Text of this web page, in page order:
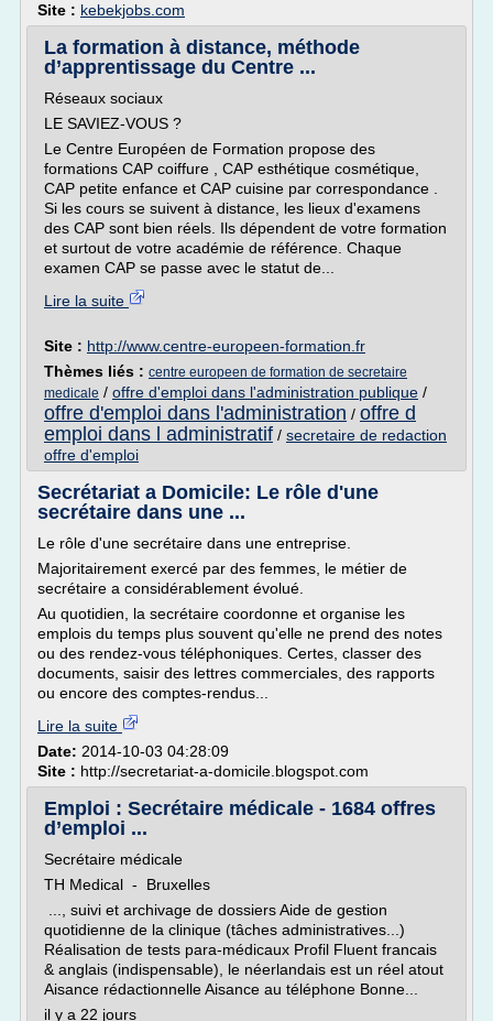
Site : kebekjobs.com
La formation à distance, méthode
d’apprentissage du Centre ...
Réseaux sociaux
LE SAVIEZ-VOUS ?
Le Centre Européen de Formation propose des
formations CAP coiffure , CAP esthétique cosmétique,
CAP petite enfance et CAP cuisine par correspondance .
Si les cours se suivent à distance, les lieux d'examens
des CAP sont bien réels. Ils dépendent de votre formation
et surtout de votre académie de référence. Chaque
examen CAP se passe avec le statut de...
Lire la suite
Site : http://www.centre-europeen-formation.fr
Thèmes liés : centre europeen de formation de secretaire
medicale / offre d'emploi dans l'administration publique /
offre d'emploi dans l'administration / offre d
emploi dans l administratif / secretaire de redaction
offre d'emploi
Secrétariat a Domicile: Le rôle d'une
secrétaire dans une ...
Le rôle d'une secrétaire dans une entreprise.
Majoritairement exercé par des femmes, le métier de
secrétaire a considérablement évolué.
Au quotidien, la secrétaire coordonne et organise les
emplois du temps plus souvent qu'elle ne prend des notes
ou des rendez-vous téléphoniques. Certes, classer des
documents, saisir des lettres commerciales, des rapports
ou encore des comptes-rendus...
Lire la suite
Date: 2014-10-03 04:28:09
Site : http://secretariat-a-domicile.blogspot.com
Emploi : Secrétaire médicale - 1684 offres
d’emploi ...
Secrétaire médicale
TH Medical - Bruxelles
..., suivi et archivage de dossiers Aide de gestion
quotidienne de la clinique (tâches administratives...)
Réalisation de tests para-médicaux Profil Fluent francais
& anglais (indispensable), le néerlandais est un réel atout
Aisance rédactionnelle Aisance au téléphone Bonne...
il y a 22 jours